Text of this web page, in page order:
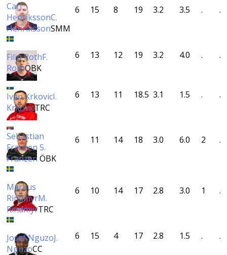
Carl
HenrikssonC.
HenrikssonSMM
6 15 8 19 3.2 3.5 . .
Filip RothF.
RothÖBK
6 13 12 19 3.2 4.0 . .
Ivan KrkovicI.
KrkovicTRC
6 13 11 18.5 3.1 1.5 . .
Sebastian
Franzen S.
Franzen ÖBK
6 11 14 18 3.0 6.0 2 .
Markus
RindmyrM.
RindmyrTRC
6 10 14 17 2.8 3.0 1 .
Josef NguzoJ.
NguzoCC
6 15 4 17 2.8 1.5 . .